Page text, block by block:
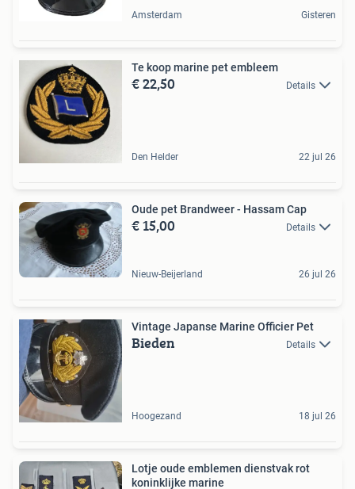
Amsterdam Gisteren
Te koop marine pet embleem
€ 22,50 Details
Den Helder 22 jul 26
Oude pet Brandweer - Hassam Cap
€ 15,00 Details
Nieuw-Beijerland 26 jul 26
Vintage Japanse Marine Officier Pet
Bieden Details
Hoogezand 18 jul 26
Lotje oude emblemen dienstvak rot
koninklijke marine